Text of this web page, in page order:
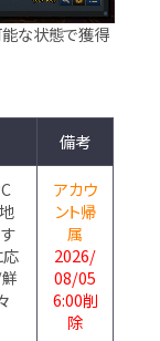
な状態で獲得
備考
応
アカウ
ント帰
属
2026/
08/05
6:00削
除